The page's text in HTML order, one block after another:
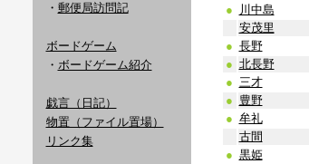
・ 郵便局訪問記
ボードゲーム
・ ボードゲーム紹介
戯言（日記）
物置（ファイル置場）
リンク集
●
川中島
安茂里
● 長野
● 北長野
● 三才
● 豊野
● 牟礼
古間
● 黒姫